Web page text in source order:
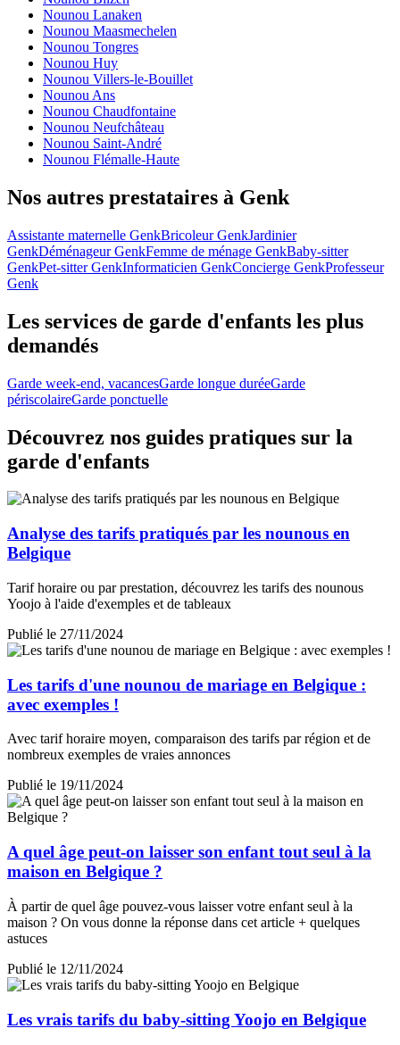
Nounou Lanaken
Nounou Maasmechelen
Nounou Tongres
Nounou Huy
Nounou Villers-le-Bouillet
Nounou Ans
Nounou Chaudfontaine
Nounou Neufchâteau
Nounou Saint-André
Nounou Flémalle-Haute
Nos autres prestataires à Genk
Assistante maternelle GenkBricoleur GenkJardinier
GenkDéménageur GenkFemme de ménage GenkBaby-sitter
GenkPet-sitter GenkInformaticien GenkConcierge GenkProfesseur
Genk
Les services de garde d'enfants les plus
demandés
Garde week-end, vacancesGarde longue duréeGarde
périscolaireGarde ponctuelle
Découvrez nos guides pratiques sur la
garde d'enfants
Analyse des tarifs pratiqués par les nounous en
Belgique
Tarif horaire ou par prestation, découvrez les tarifs des nounous
Yoojo à l'aide d'exemples et de tableaux
Publié le 27/11/2024
Les tarifs d'une nounou de mariage en Belgique :
avec exemples !
Avec tarif horaire moyen, comparaison des tarifs par région et de
nombreux exemples de vraies annonces
Publié le 19/11/2024
A quel âge peut-on laisser son enfant tout seul à la
maison en Belgique ?
À partir de quel âge pouvez-vous laisser votre enfant seul à la
maison ? On vous donne la réponse dans cet article + quelques
astuces
Publié le 12/11/2024
Les vrais tarifs du baby-sitting Yoojo en Belgique